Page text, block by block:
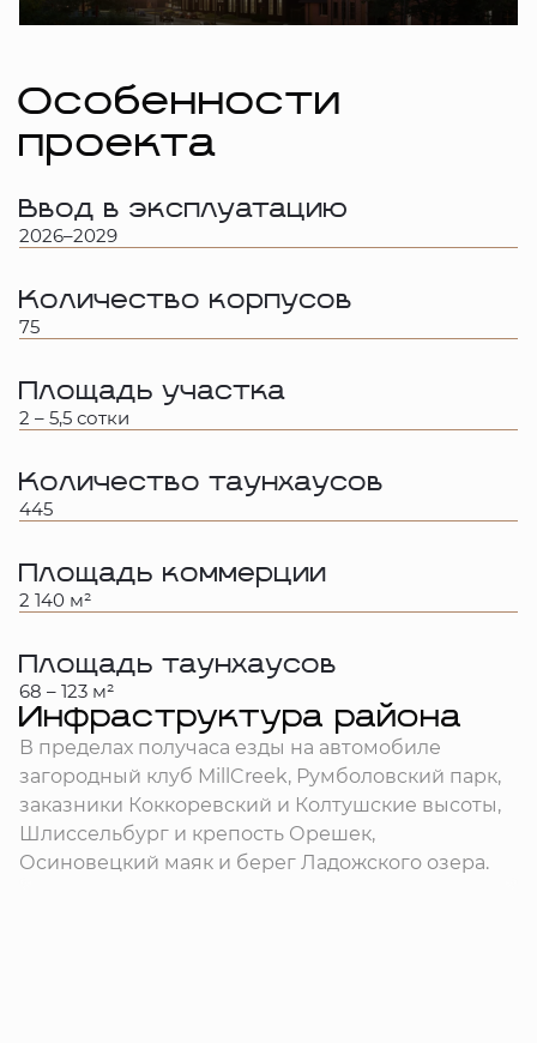
Особенности
проекта
Ввод в эксплуатацию
2026–2029
Количество корпусов
75
Площадь участка
2 – 5,5 сотки
Количество таунхаусов
445
Площадь коммерции
2 140 м²
Площадь таунхаусов
68 – 123 м²
Инфраструктура района
В пределах получаса езды на автомобиле
загородный клуб MillCreek, Румболовский парк,
заказники Коккоревский и Колтушские высоты,
Шлиссельбург и крепость Орешек,
Осиновецкий маяк и берег Ладожского озера.